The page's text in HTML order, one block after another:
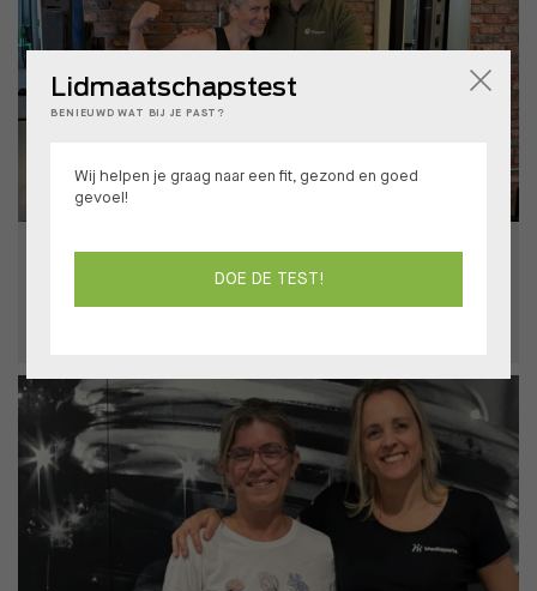
Van carnavalsweddenschap naar resultaat
Lidmaatschapstest
BENIEUWD WAT BIJ JE PAST?
Wij helpen je graag naar een fit, gezond en goed
gevoel!
DOE DE TEST!